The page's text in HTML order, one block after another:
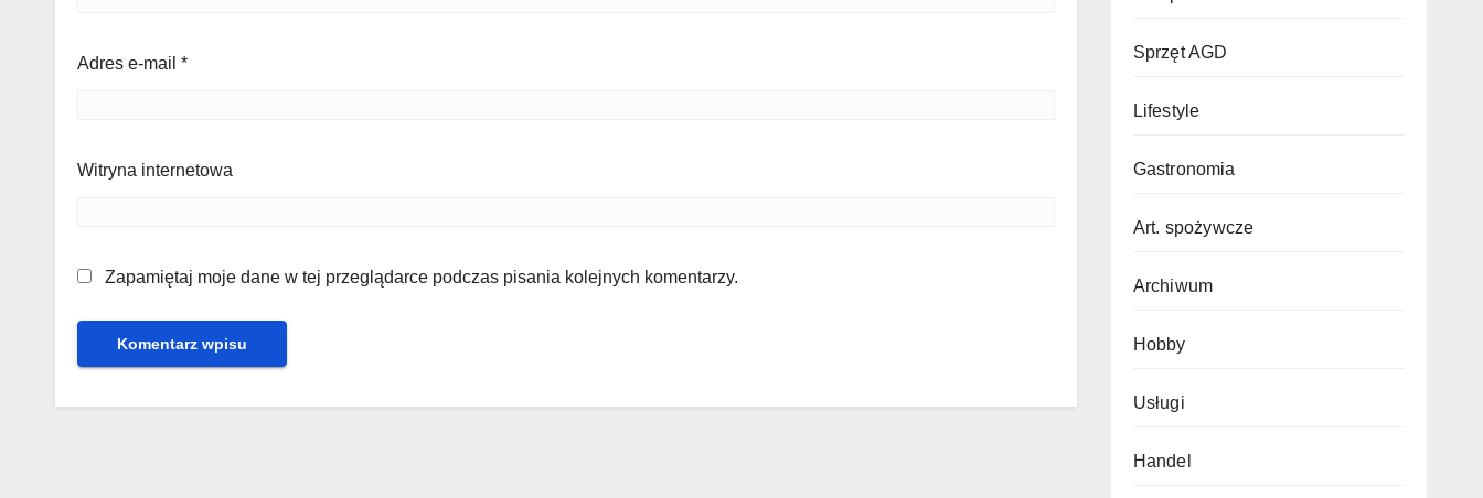
Adres e-mail *
Witryna internetowa
Zapamiętaj moje dane w tej przeglądarce podczas pisania kolejnych komentarzy.
Sprzęt AGD
Lifestyle
Gastronomia
Art. spożywcze
Archiwum
Hobby
Usługi
Handel